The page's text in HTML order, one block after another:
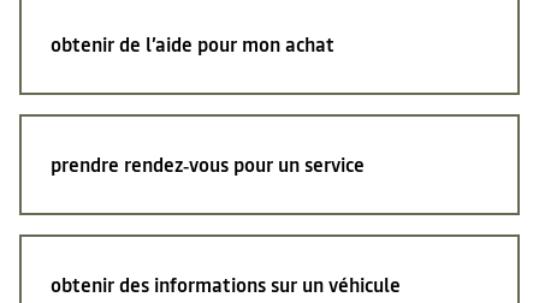
obtenir de l’aide pour mon achat
prendre rendez‑vous pour un service
obtenir des informations sur un véhicule